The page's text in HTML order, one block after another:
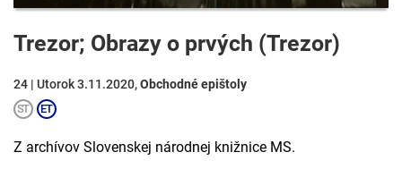
Trezor; Obrazy o prvých (Trezor)
24 | Utorok 3.11.2020,Obchodné epištoly
Z archívov Slovenskej národnej knižnice MS.